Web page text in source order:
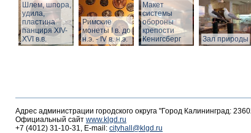
Шлем, шпора,
удила,
пластина
панциря XIV-
XVI в.в.
Римские
монеты I в. до
н.э. - IV в. н.э.
Макет
системы
обороны
крепости
Кенигсберг
Зал природы
Адрес администрации городского округа "Город Калининград:
Официальный сайт www.klgd.ru
+7 (4012) 31-10-31, E-mail: cityhall@klgd.ru